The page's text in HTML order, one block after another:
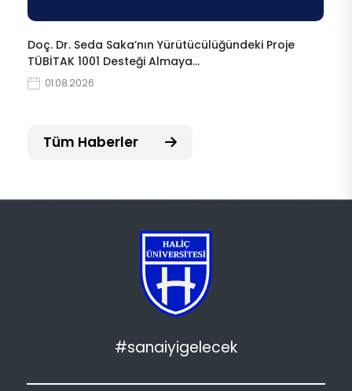
Doç. Dr. Seda Saka’nın Yürütücülüğündeki Proje
TÜBİTAK 1001 Desteği Almaya…
01.08.2026
Tüm Haberler
#sanaiyigelecek